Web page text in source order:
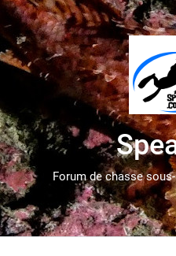
Forum de chasse